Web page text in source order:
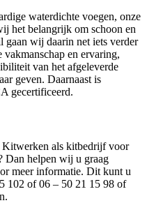
waterdichte voegen, onze
het belangrijk om schoon en
gaan wij daarin net iets verder
en ervaring,
van het afgeleverde
geven. Daarnaast is
gecertificeerd.
Kitwerken als kitbedrijf voor
Dan helpen wij u graag
meer informatie. Dit kunt u
102 of 06 – 50 21 15 98 of